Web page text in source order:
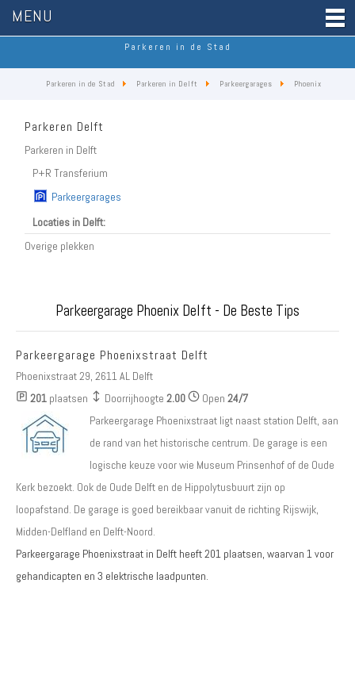
MENU
Parkeren in de Stad
Parkeren in de Stad Parkeren in Delft Parkeergarages Phoenix
Parkeren Delft
Parkeren in Delft
P+R Transferium
Parkeergarages
Locaties in Delft:
Overige plekken
Parkeergarage Phoenix Delft - De Beste Tips
Parkeergarage Phoenixstraat Delft
Phoenixstraat 29, 2611 AL Delft
201 plaatsen Doorrijhoogte 2.00 Open 24/7
Parkeergarage Phoenixstraat ligt naast station Delft, aan
de rand van het historische centrum. De garage is een
logische keuze voor wie Museum Prinsenhof of de Oude
Kerk bezoekt. Ook de Oude Delft en de Hippolytusbuurt zijn op
loopafstand. De garage is goed bereikbaar vanuit de richting Rijswijk,
Midden-Delfland en Delft-Noord.
Parkeergarage Phoenixstraat in Delft heeft201 plaatsen, waarvan 1 voor
gehandicapten en 3 elektrische laadpunten